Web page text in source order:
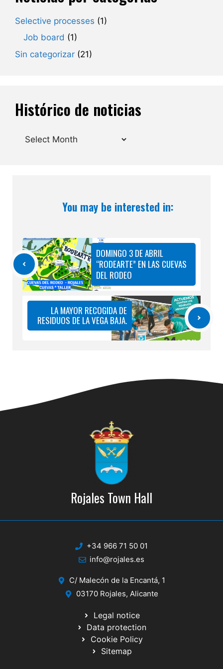
Selective processes (1)
Job board (1)
Sin categorizar (21)
Histórico de noticias
Archives
You may be interested in:
DOMINGO 3 DE ABRIL
“RODEARTE” EN LAS CUEVAS
DEL RODEO
LA MAYOR RECOGIDA DE
RESIDUOS DE LA VEGA BAJA.
Rojales Town Hall
+34 966 71 50 01
info@rojales.es
C/ Malecón de la Encantá, 1
03170 Rojales, Alicante
Legal notice
Data protection
Cookie Policy
Sitemap